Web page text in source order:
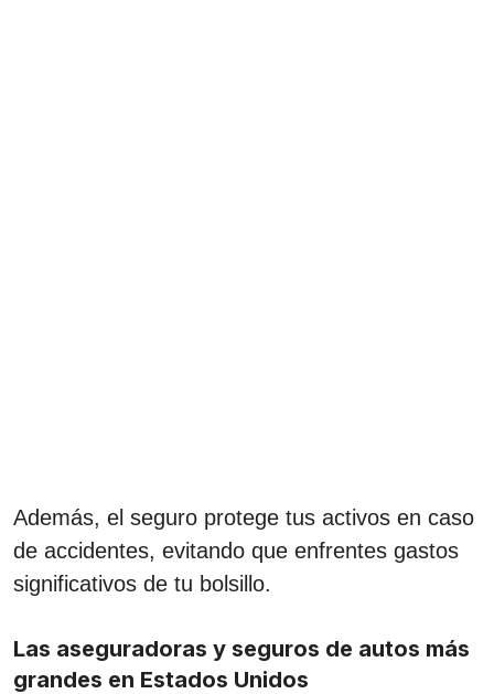
Además, el seguro protege tus activos en caso
de accidentes, evitando que enfrentes gastos
significativos de tu bolsillo.
Las aseguradoras y seguros de autos más
grandes en Estados Unidos